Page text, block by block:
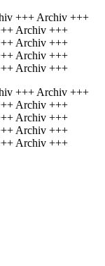
+++ Archiv +++
Archiv +++
Archiv +++
Archiv +++
Archiv +++
+++ Archiv +++
Archiv +++
Archiv +++
Archiv +++
Archiv +++